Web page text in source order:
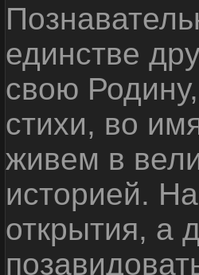
единстве
свою
стихи, во
живем в
историей.
открытия, а